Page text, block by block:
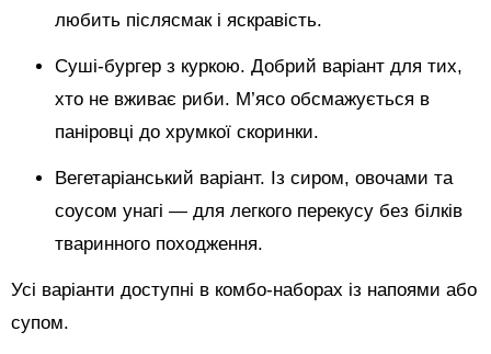
любить післясмак і яскравість.
Суші-бургер з куркою. Добрий варіант для тих,
хто не вживає риби. М’ясо обсмажується в
паніровці до хрумкої скоринки.
Вегетаріанський варіант. Із сиром, овочами та
соусом унагі — для легкого перекусу без білків
тваринного походження.
Усі варіанти доступні в комбо-наборах із напоями або
супом.